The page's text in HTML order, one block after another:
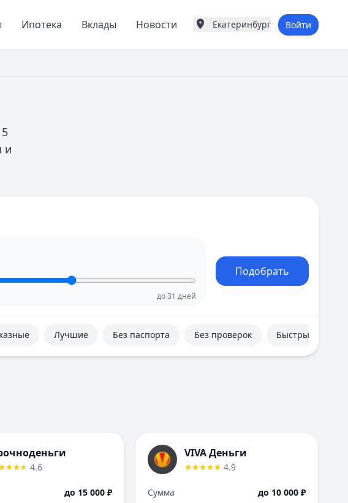
Ипотека Вклады Новости
Города России
Воронеж
Е
Екатеринбург
Ижевск
Иркутск
Красноярск
Курск
Екатеринбург Войти
и
до31 дней
Подобрать
Лучшие Без паспорта Без проверок Быстрые
4.6
до 15 000 ₽
VIVA Деньги
4.9
Сумма
до 10 000 ₽